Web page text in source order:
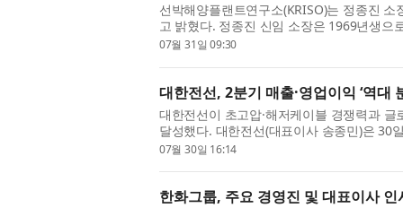
선박해양플랜트연구소(KRISO)는 정종진
고 밝혔다. 정종진 신임 소장은 1969년생으
사(1994년), 박사(2002년) 학위를 ...
07월 31일 09:30
대한전선, 2분기 매출·영업이익 ‘역대
대한전선이 초고압·해저케이블 경쟁력과
달성했다. 대한전선(대표이사 송종민)은 30
1987억원, 영업이익 608억원을 기...
07월 30일 16:14
한화그룹, 주요 경영진 및 대표이사 인